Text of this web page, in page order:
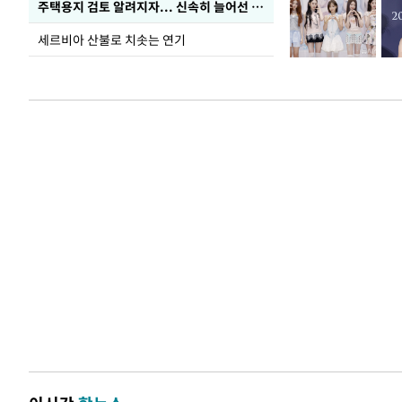
주택용지 검토 알려지자... 신속히 늘어선 '근조화환'
세르비아 산불로 치솟는 연기